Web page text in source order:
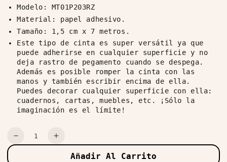
Modelo: MT01P203RZ
Material: papel adhesivo.
Tamaño: 1,5 cm x 7 metros.
Este tipo de cinta es super versátil ya que
puede adherirse en cualquier superficie y no
deja rastro de pegamento cuando se despega.
Además es posible romper la cinta con las
manos y también escribir encima de ella.
Puedes decorar cualquier superficie con ella:
cuadernos, cartas, muebles, etc. ¡Sólo la
imaginación es el límite!
Cantidad
Reducir
Aumentar
Añadir Al Carrito